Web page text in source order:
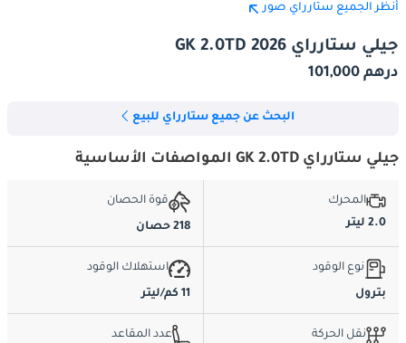
أنظر الجميع ستارراي صور
جيلي ستارراي GK 2.0TD 2026
درهم 101,000
البحث عن جميع ستارراي للبيع
جيلي ستارراي GK 2.0TD المواصفات الأساسية
المحرك
2.0 ليتر
قوة الحصان
218 حصان
نوع الوقود
بترول
استهلاك الوقود
11 كم/ليتر
نقل الحركة
عدد المقاعد